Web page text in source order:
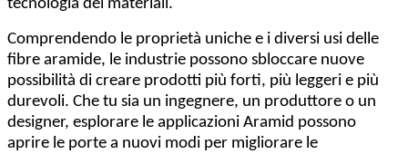
tecnologia dei materiali.
Comprendendo le proprietà uniche e i diversi usi delle
fibre aramide, le industrie possono sbloccare nuove
possibilità di creare prodotti più forti, più leggeri e più
durevoli. Che tu sia un ingegnere, un produttore o un
designer, esplorare le applicazioni Aramid possono
aprire le porte a nuovi modi per migliorare le